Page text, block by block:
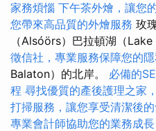
家務煩惱 下午茶外燴，讓您
您帶來高品質的外燴服務 玫
（Alsóörs）巴拉頓湖（Lake
徵信社，專業服務保障您的
Balaton）的北岸。 必備的
程 尋找優質的產後護理之家
打掃服務，讓您享受清潔後
專業會計師協助您的業務成長